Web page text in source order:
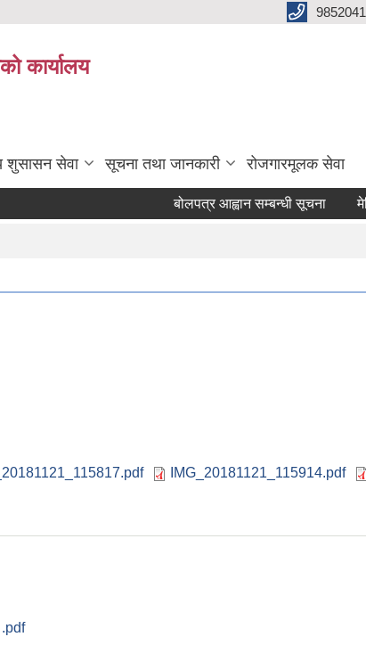
कार्यालय
शुसासन सेवा सूचना तथा जानकारी रोजगारमूलक सेवा
बोलपत्र आह्वान सम्बन्धी सूचना
IMG_20181121_115914.pdf
.pdf